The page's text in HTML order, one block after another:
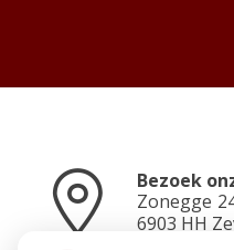
Bezoek
Zonegge
6903 HH